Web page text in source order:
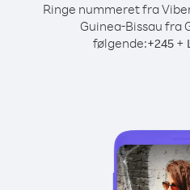
Ringe nummeret fra
Guinea-Bissau fra
følgende:+245+